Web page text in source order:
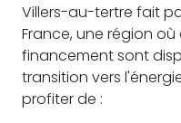
Villers-au-tertre fait
France, une région
financement sont
transition vers
profiter de :